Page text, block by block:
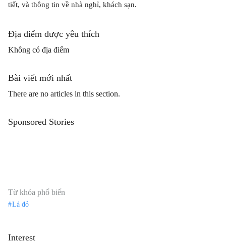
tiết, và thông tin về nhà nghỉ, khách sạn.
Địa điểm được yêu thích
Không có địa điểm
Bài viết mới nhất
There are no articles in this section.
Sponsored Stories
Từ khóa phổ biến
Lá đỏ
Interest